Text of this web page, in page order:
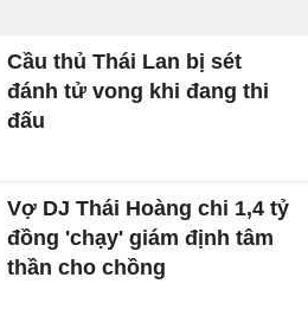
Cầu thủ Thái Lan bị sét
đánh tử vong khi đang thi
đấu
Vợ DJ Thái Hoàng chi 1,4 tỷ
đồng 'chạy' giám định tâm
thần cho chồng